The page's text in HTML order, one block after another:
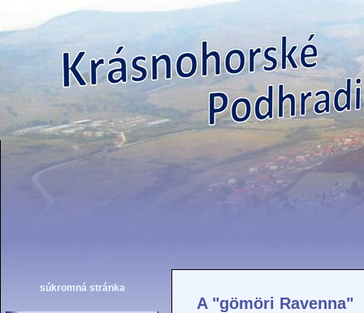
súkromná stránka
A "gömöri Ravenna"